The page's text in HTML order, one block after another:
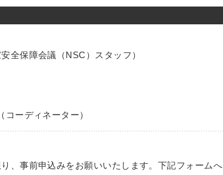
全保障会議（NSC）スタッフ）
ーディネーター）
、事前申込みをお願いいたします。下記フォームへ